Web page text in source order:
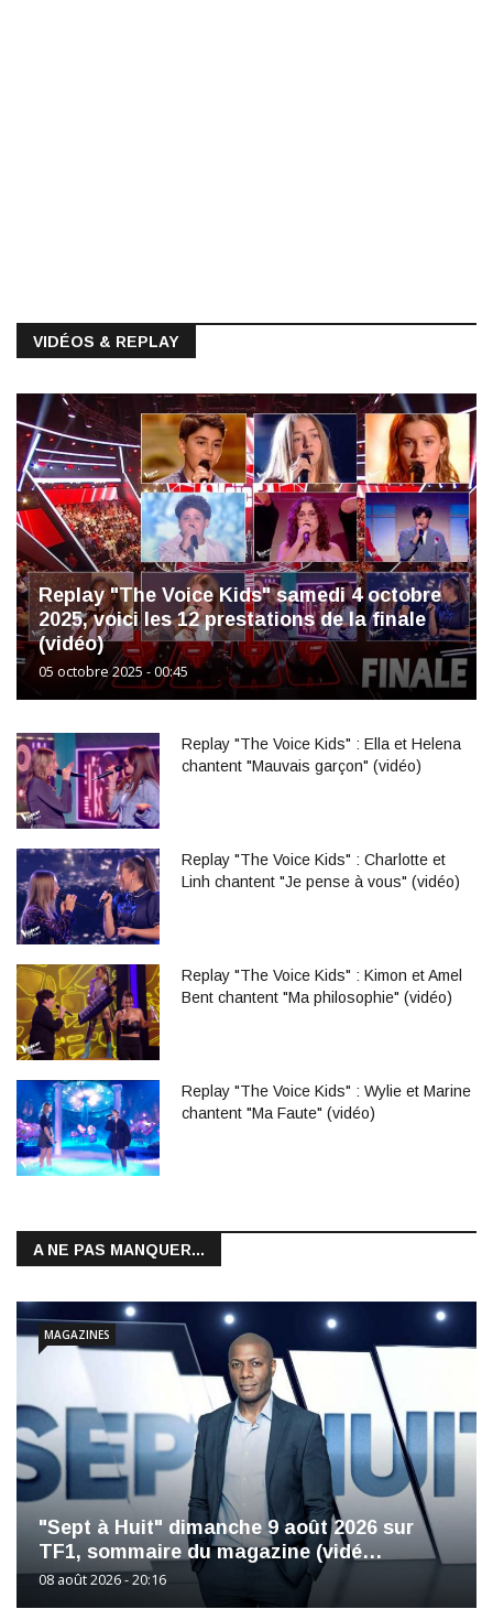
VIDÉOS & REPLAY
Replay "The Voice Kids" samedi 4 octobre
2025, voici les 12 prestations de la finale
(vidéo)
05 octobre 2025 - 00:45
Replay "The Voice Kids" : Ella et Helena
chantent "Mauvais garçon" (vidéo)
Replay "The Voice Kids" : Charlotte et
Linh chantent "Je pense à vous" (vidéo)
Replay "The Voice Kids" : Kimon et Amel
Bent chantent "Ma philosophie" (vidéo)
Replay "The Voice Kids" : Wylie et Marine
chantent "Ma Faute" (vidéo)
A NE PAS MANQUER...
"Sept à Huit" dimanche 9 août 2026 sur
TF1, sommaire du magazine (vidé…
08 août 2026 - 20:16
MAGAZINES